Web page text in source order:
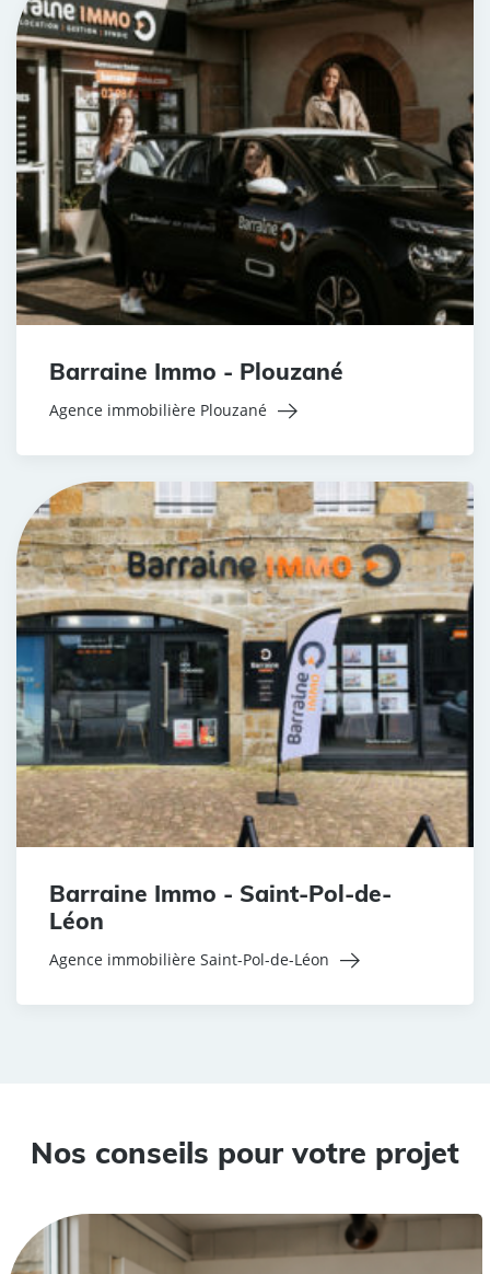
Barraine Immo - Plouzané
Agence immobilière Plouzané
Barraine Immo - Saint-Pol-de-
Léon
Agence immobilière Saint-Pol-de-Léon
Nos conseils pour votre projet